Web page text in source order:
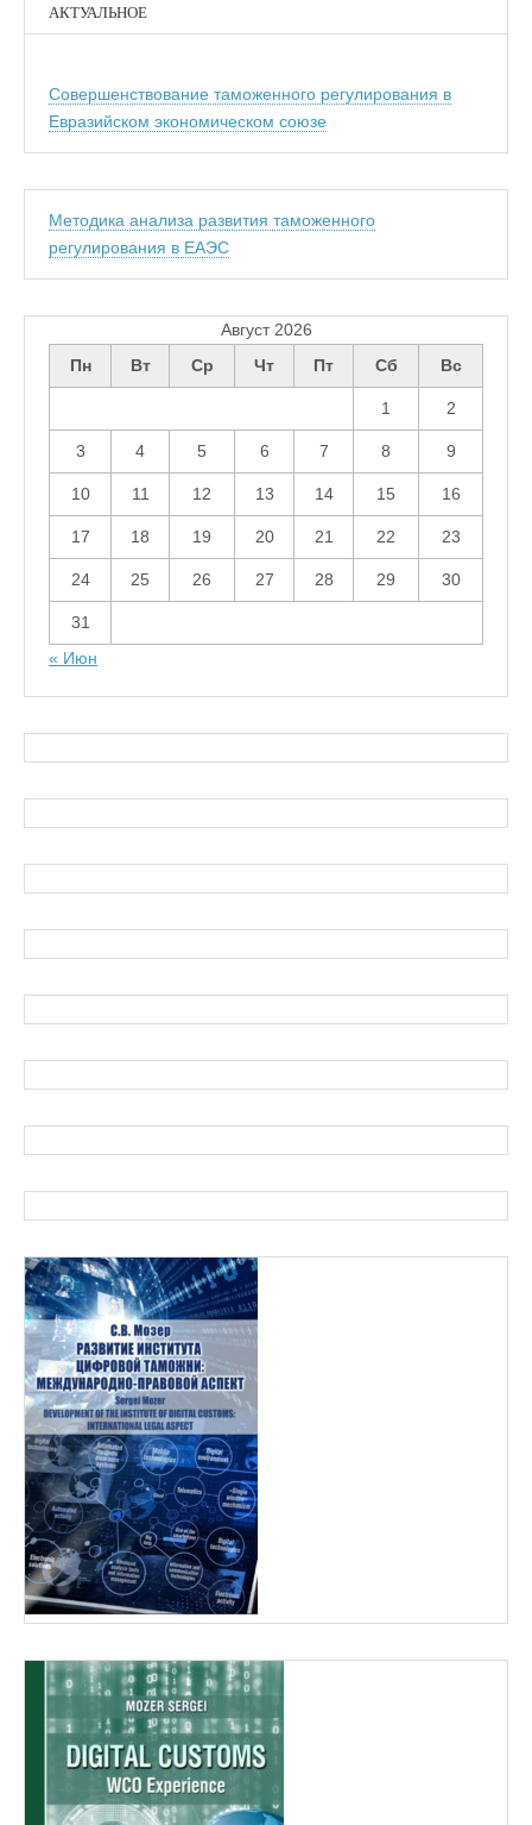
АКТУАЛЬНОЕ
Совершенствование таможенного регулирования в
Евразийском экономическом союзе
Методика анализа развития таможенного
регулирования в ЕАЭС
Август 2026
Пн
Вт Ср Чт Пт Сб Вс
1 2
3 4 5 6 7 8 9
10 11 12 13 14 15 16
17 18 19 20 21 22 23
24 25 26 27 28 29 30
31
« Июн